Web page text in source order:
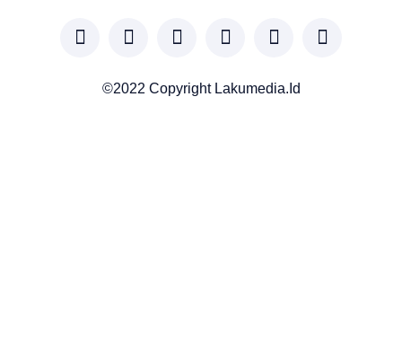
©2022 Copyright Lakumedia.id